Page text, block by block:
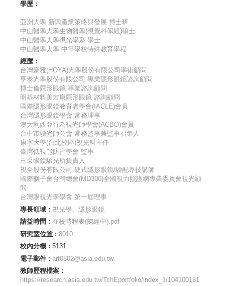
學歷 :
亞洲大學 新興產業策略與發展 博士班
中山醫學大學生物醫學(視覺科學組)碩士
中山醫學大學視光學系 學士
中山醫學大學 中等學校特殊教育學程
經歷 :
台灣豪雅(HOYA)光學股份有限公司學術顧問
亨泰光學股份有限公司 專業隱形眼鏡諮詢顧問
博士倫隱形眼鏡 專業諮詢顧問
明基材料美若康隱形眼鏡 諮詢顧問
國際隱形眼鏡教育者學會(IACLE)會員
台灣隱形眼鏡學會 常務理事
澳大利西亞行為視光師學會(ACBO)會員
台中市驗光師公會 常務監事兼監事召集人
康寧大學(台北校區)視光科主任
臺灣低視能防盲學會 監事
三采眼鏡驗光所負責人
視全股份有限公司 硬式隱形眼鏡/驗配專技講師
國際獅子會台灣總會(MD300)全國視力照護網專業委員會視光顧
問
台灣眼視光學學會 第一屆理事
專長領域 : 視光學、隱形眼鏡
請益時間 : 在校時程表(陳經中).pdf
研究室位置 : 8010
校內分機 : 5131
電子郵件 : art0802@asia.edu.tw
教師歷程檔案 :
https://research.asia.edu.tw/TchEportfolio/index_1/104100181